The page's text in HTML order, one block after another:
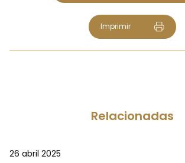
Imprimir
Relacionadas
26 abril 2025